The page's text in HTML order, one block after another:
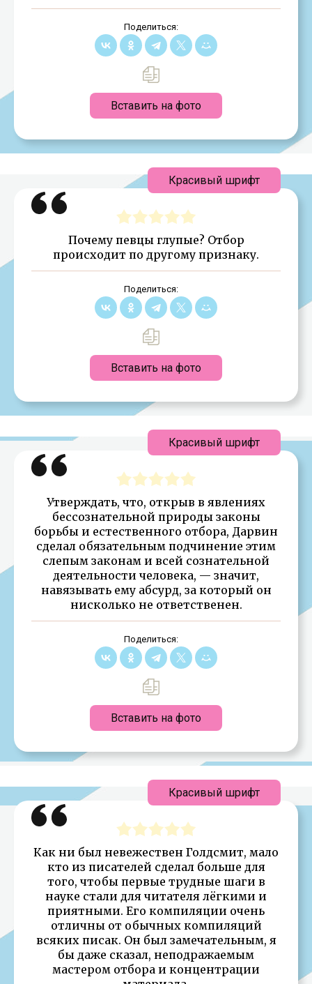
Поделиться:
Вставить на фото
Почему певцы глупые? Отбор
происходит по другому признаку.
Поделиться:
Вставить на фото
Красивый шрифт
Утверждать, что, открыв в явлениях
бессознательной природы законы
борьбы и естественного отбора, Дарвин
сделал обязательным подчинение этим
слепым законам и всей сознательной
деятельности человека, — значит,
навязывать ему абсурд, за который он
нисколько не ответственен.
Поделиться:
Вставить на фото
Красивый шрифт
Как ни был невежествен Голдсмит, мало
кто из писателей сделал больше для
того, чтобы первые трудные шаги в
науке стали для читателя лёгкими и
приятными. Его компиляции очень
отличны от обычных компиляций
всяких писак. Он был замечательным, я
бы даже сказал, неподражаемым
мастером отбора и концентрации
Красивый шрифт